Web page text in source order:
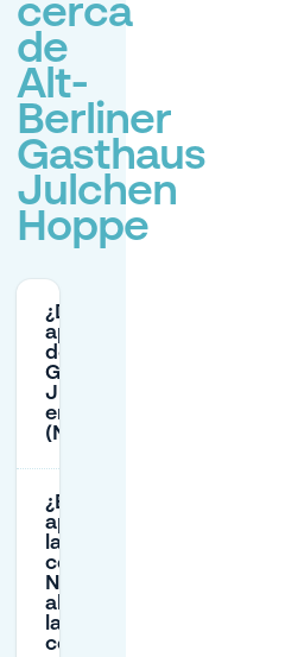
cerca
de
Alt-
Berliner
Gasthaus
Julchen
Hoppe
¿Dónde puedo
aparcar cerca
del Alt-Berliner
Gasthaus
Julchen Hoppe
en Berlín
(Nikolaiviertel)?
¿Es fácil
aparcar en
la calle
cerca de
Nikolaiviertel
alrededor de
la hora de
cenar?